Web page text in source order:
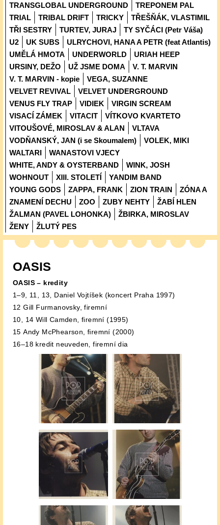
TRANSGLOBAL UNDERGROUND
TREPONEM PAL
TRIAL
TRIBAL DRIFT TRICKY
TŘEŠŇÁK, VLASTIMIL
TŘI SESTRY
TURTEV, JURAJ
TY SYČÁCI (Petr Váša)
U2
UK SUBS
ULRYCHOVI, HANA A PETR (feat Atlantis)
UMĚLÁ HMOTA
UNDERWORLD
URIAH HEEP
URSINY, DEŽO
UŽ JSME DOMA
V. T. MARVIN
V. T. MARVIN - kopie
VEGA, SUZANNE
VELVET REVIVAL
VELVET UNDERGROUND
VENUS FLY TRAP
VIDIEK
VIRGIN SCREAM
VISACÍ ZÁMEK
VITACIT
VÍTKOVO KVARTETO
VITOUŠOVÉ, MIROSLAV & ALAN
VLTAVA
VODŇANSKÝ, JAN (i se Skoumalem)
VOLEK, MIKI
WALTARI
WANASTOVI VJECY
WHITE, ANDY & OYSTERBAND
WINK, JOSH
WOHNOUT
XIII. STOLETÍ
YANDIM BAND
YOUNG GODS
ZAPPA, FRANK ZION TRAIN
ZÓNA A
ZNAMENÍ DECHU
ZOO ZUBY NEHTY
ŽABÍ HLEN
ŽALMAN (PAVEL LOHONKA)
ŽBIRKA, MIROSLAV
ŽENY
ŽLUTÝ PES
OASIS
OASIS – kredity
1–9, 11, 13, Daniel Vojtíšek (koncert Praha 1997)
12 Gill Furmanovsky, firemní
10, 14 Will Camden, firemní (1995)
15 Andy McPhearson, firemní (2000)
16–18 kredit neuveden, firemní dia